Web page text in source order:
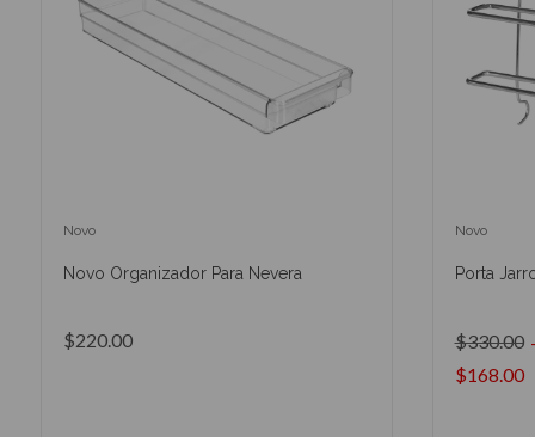
Novo
Novo Organizador Para Nevera
$220.00
Novo
Porta
$168.00
$330.00